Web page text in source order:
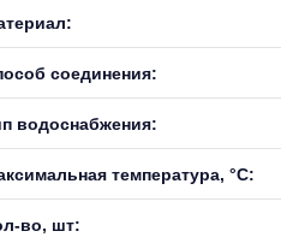
соединения:
водоснабжения:
температура, °С:
во, шт: